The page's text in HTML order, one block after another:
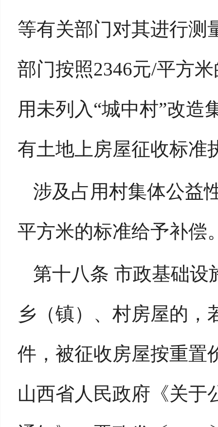
等有关部门对其进行测
部门按照2346元/平方
用未列入“城中村”改造
有土地上房屋征收标准
涉及占用村集体公益
平方米的标准给予补偿
第十八条 市政基础设
乡（镇）、村房屋的，
件，被征收房屋按重置
山西省人民政府《关于